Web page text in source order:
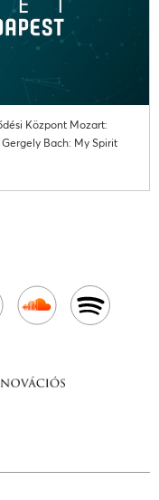
Központ Mozart:
Bach: My Spirit